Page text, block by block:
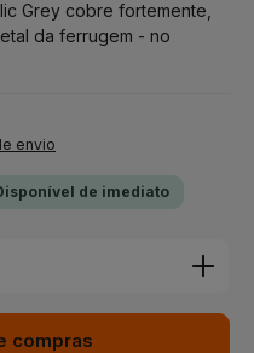
Grey cobre fortemente,
da ferrugem - no
envio
de imediato
a quantidade
compras